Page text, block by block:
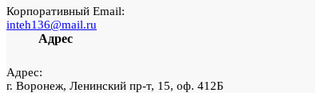
Корпоративный Email:
inteh136@mail.ru
Адрес
Адрес:
г. Воронеж, Ленинский пр-т, 15, оф. 412Б